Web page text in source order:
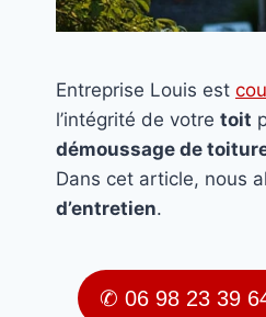
Entreprise Louis est
l’intégrité de votre toit
démoussage de
Dans cet article, nous
d’entretien.
✆ 06 98 23 39